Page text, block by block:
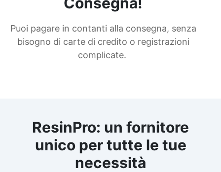
Puoi pagare in contanti alla consegna, senza
bisogno di carte di credito o registrazioni
complicate.
ResinPro: un fornitore
unico per tutte le tue
necessità